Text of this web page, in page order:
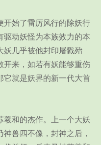
始了雷厉风行的除妖行
驱动妖怪为本族效力的本
妖几乎被他封印屠戮殆
开来，如若有妖能够重伤
它就是妖界的新一代大首
和的杰作。上一个大妖
兽四不像，封神之后，